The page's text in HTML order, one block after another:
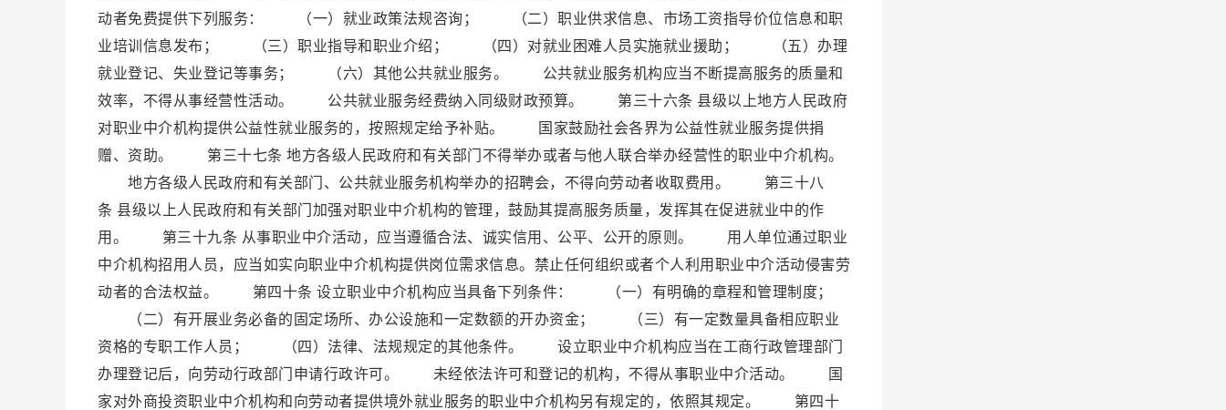
动者免费提供下列服务： （一）就业政策法规咨询； （二）职业供求信息、市场工资指导价位信息和职
业培训信息发布； （三）职业指导和职业介绍； （四）对就业困难人员实施就业援助； （五）办理
就业登记、失业登记等事务； （六）其他公共就业服务。 公共就业服务机构应当不断提高服务的质量和
效率，不得从事经营性活动。 公共就业服务经费纳入同级财政预算。 第三十六条 县级以上地方人民政府
对职业中介机构提供公益性就业服务的，按照规定给予补贴。 国家鼓励社会各界为公益性就业服务提供捐
赠、资助。 第三十七条 地方各级人民政府和有关部门不得举办或者与他人联合举办经营性的职业中介机构。
地方各级人民政府和有关部门、公共就业服务机构举办的招聘会，不得向劳动者收取费用。 第三十八
条 县级以上人民政府和有关部门加强对职业中介机构的管理，鼓励其提高服务质量，发挥其在促进就业中的作
用。 第三十九条 从事职业中介活动，应当遵循合法、诚实信用、公平、公开的原则。 用人单位通过职业
中介机构招用人员，应当如实向职业中介机构提供岗位需求信息。禁止任何组织或者个人利用职业中介活动侵害劳
动者的合法权益。 第四十条 设立职业中介机构应当具备下列条件： （一）有明确的章程和管理制度；
（二）有开展业务必备的固定场所、办公设施和一定数额的开办资金； （三）有一定数量具备相应职业
资格的专职工作人员； （四）法律、法规规定的其他条件。 设立职业中介机构应当在工商行政管理部门
办理登记后，向劳动行政部门申请行政许可。 未经依法许可和登记的机构，不得从事职业中介活动。 国
家对外商投资职业中介机构和向劳动者提供境外就业服务的职业中介机构另有规定的，依照其规定。 第四十